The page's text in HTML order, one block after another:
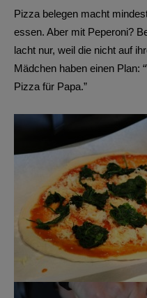
Pizza belegen macht
essen. Aber mit Peperoni?
lacht nur, weil die nicht auf
Mädchen haben einen Plan:
Pizza für Papa.”